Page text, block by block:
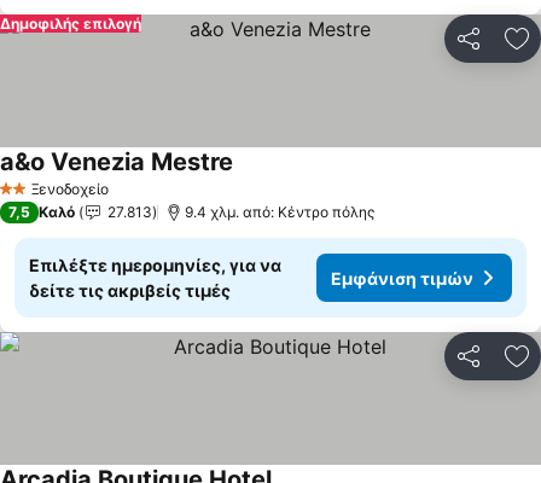
Δημοφιλής επιλογή
2 ΑστέριαΞενοδοχείο
a&o Venezia Mestre
7,5 Καλό 27.813 9.4 χλμ. από: Κέντρο πόλης
Επιλέξτε ημερομηνίες, για να
δείτε τις ακριβείς τιμές
Εμφάνιση τιμών